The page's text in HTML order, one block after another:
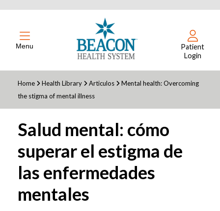
Menu
Patient
Login
Home Health Library Articulos
Mental health: Overcoming
the stigma of mental illness
Salud mental: cómo
superar el estigma de
las enfermedades
mentales